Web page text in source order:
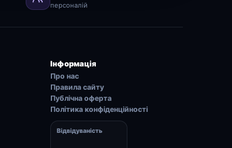
персоналій
Інформація
Про нас
Правила сайту
Публічна оферта
Політика конфіденційності
Відвідуваність